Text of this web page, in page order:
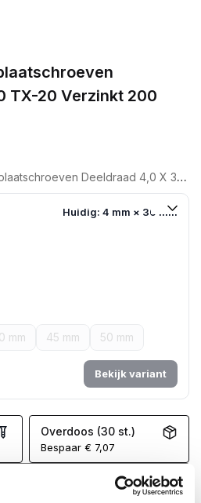
TX-20 Verzinkt 200
Deeldraad 4,0 X 30 TX-20 Verzinkt 200 Stuks
Huidig: 4 mm × 30 mm
mm 45 mm 50 mm
Bekijk variant
Overdoos (30 st.)
Bespaar€ 7,07